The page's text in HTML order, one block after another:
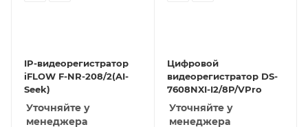
IP-видеорегистратор
iFLOW F-NR-208/2(AI-
Seek)
Уточняйте у
менеджера
Цифровой
видеорегистратор DS-
7608NXI-I2/8P/VPro
Уточняйте у
менеджера